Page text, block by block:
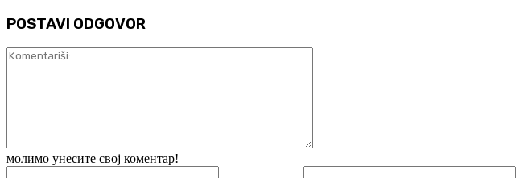
POSTAVI ODGOVOR
молимо унесите свој коментар!